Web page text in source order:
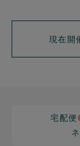
現在開
宅配便